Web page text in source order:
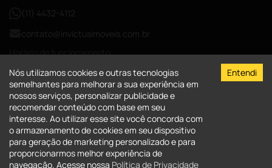
(11) 4432-4112
contato@invictusimoveis.com.br
Horário de funcionamento
Segunda a sexta das 08:00-18:00
Sábados das 09:00-13:00
CRECI-026017-J
A Invictus Imóveis
Quem Somos
Fale Conosco
Imóveis
Nós utilizamos cookies e outras tecnologias
semelhantes para melhorar a sua experiência em
nossos serviços, personalizar publicidade e
recomendar conteúdo com base em seu
interesse. Ao utilizar esse site você concorda com
o armazenamento de cookies em seu dispositivo
para geração de marketing personalizado e para
proporcionarmos melhor experiência de
navegação. Acesse nossa Política de Privacidade
Entendi